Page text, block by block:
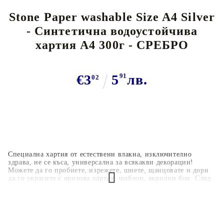
Stone Paper washable Size A4 Silver
- Синтетична водоустойчива
хартия А4 300г - СРЕБРО
€302 5 91 лв.
Специална хартия от естествени влакна, изключително
здрава, не се къса, универсална за всякакви декорации!
Можете да го пробиете, изрежете, шиете, щанцовате и дори
да го украсите с оризова хартия, шаблон, акрилни бои. След